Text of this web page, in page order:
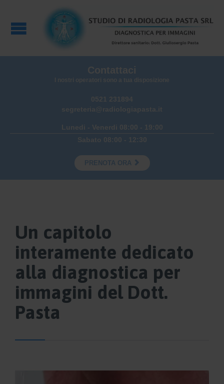
Contattaci
I nostri operatori sono a tua disposizione
0521 231894
segreteria@radiologiapasta.it
Lunedi - Venerdi 08:00 - 19:00
Sabato 08:00 - 12:30
PRENOTA ORA 
Un capitolo
interamente dedicato
alla diagnostica per
immagini del Dott.
Pasta